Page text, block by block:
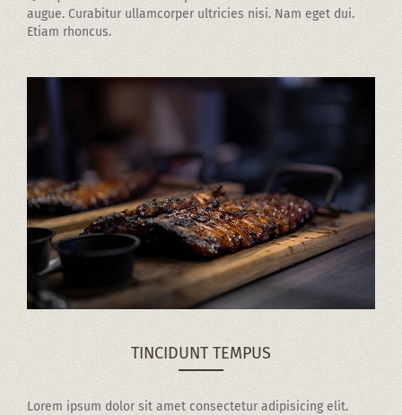
augue. Curabitur ullamcorper ultricies nisi. Nam eget dui.
Etiam rhoncus.
TINCIDUNT TEMPUS
Lorem ipsum dolor sit amet consectetur adipisicing elit.